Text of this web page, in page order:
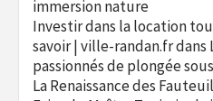
immersion nature
Investir dans la location
savoir | ville-randan.frdans
passionnés de plongée
La Renaissance des